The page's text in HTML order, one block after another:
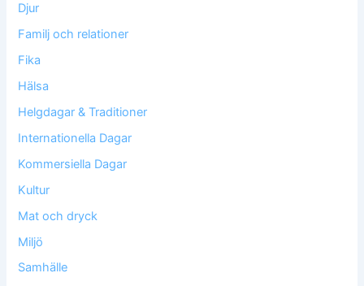
Djur
Familj och relationer
Fika
Hälsa
Helgdagar & Traditioner
Internationella Dagar
Kommersiella Dagar
Kultur
Mat och dryck
Miljö
Samhälle